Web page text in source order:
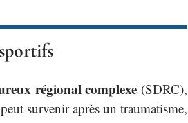
régional complexe (SDRC),
survenir après un traumatisme,